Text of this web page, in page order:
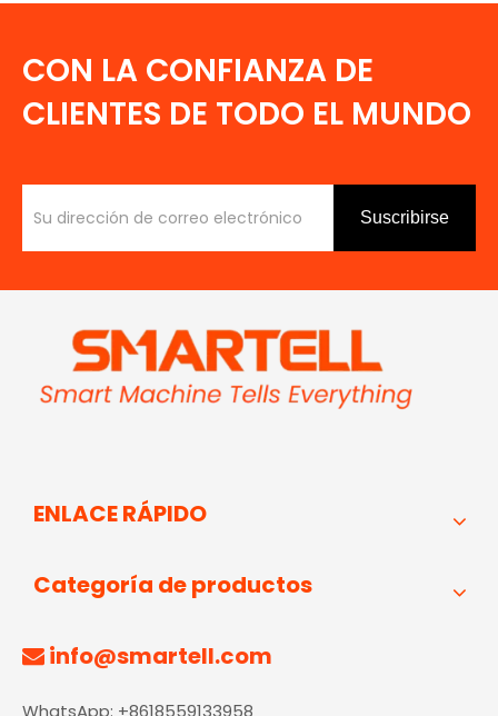
CON LA CONFIANZA DE
CLIENTES DE TODO EL MUNDO
Suscribirse
ENLACE RÁPIDO
Categoría de productos
 info@smartell.com
WhatsApp: +8618559133958